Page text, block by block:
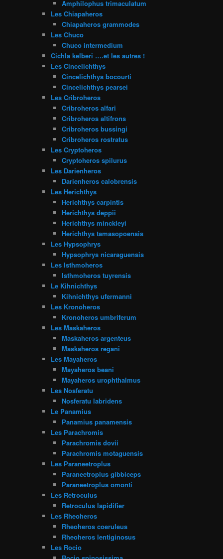
Amphilophus trimaculatum
Les Chiapaheros
Chiapaheros grammodes
Les Chuco
Chuco intermedium
Cichla kelberi ….et les autres !
Les Cincelichthys
Cincelichthys bocourti
Cincelichthys pearsei
Les Cribroheros
Cribroheros alfari
Cribroheros altifrons
Cribroheros bussingi
Cribroheros rostratus
Les Cryptoheros
Cryptoheros spilurus
Les Darienheros
Darienheros calobrensis
Les Herichthys
Herichthys carpintis
Herichthys deppii
Herichthys minckleyi
Herichthys tamasopoensis
Les Hypsophrys
Hypsophrys nicaraguensis
Les Isthmoheros
Isthmoheros tuyrensis
Le Kihnichthys
Kihnichthys ufermanni
Les Kronoheros
Kronoheros umbriferum
Les Maskaheros
Maskaheros argenteus
Maskaheros regani
Les Mayaheros
Mayaheros beani
Mayaheros urophthalmus
Les Nosferatu
Nosferatu labridens
Le Panamius
Panamius panamensis
Les Parachromis
Parachromis dovii
Parachromis motaguensis
Les Paraneetroplus
Paraneetroplus gibbiceps
Paraneetroplus omonti
Les Retroculus
Retroculus lapidifier
Les Rheoheros
Rheoheros coeruleus
Rheoheros lentiginosus
Les Rocio